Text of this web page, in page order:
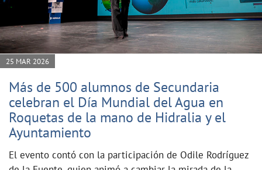
25 MAR 2026
Más de 500 alumnos de Secundaria
celebran el Día Mundial del Agua en
Roquetas de la mano de Hidralia y el
Ayuntamiento
El evento contó con la participación de Odile Rodríguez